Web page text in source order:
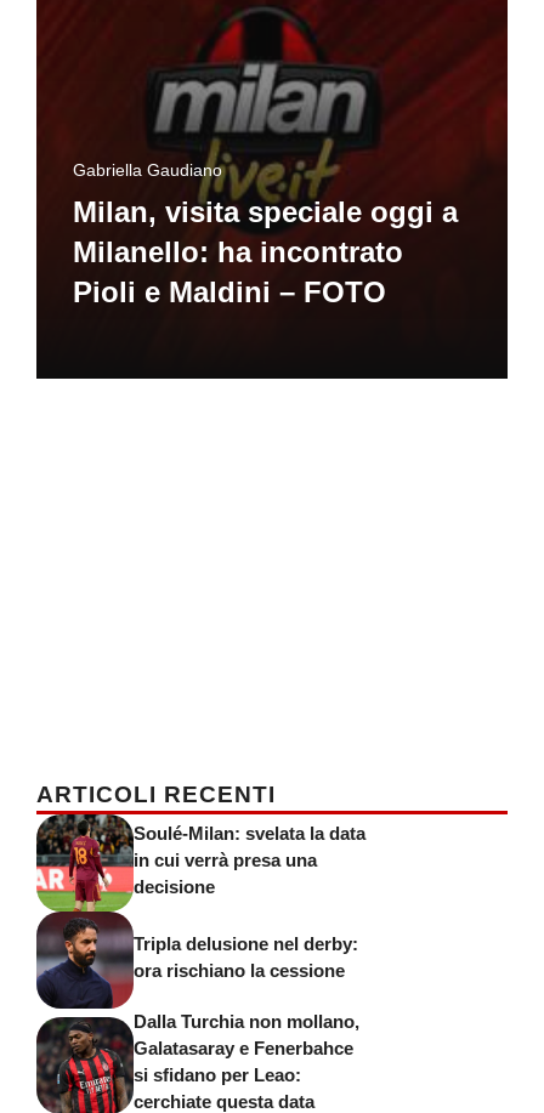
Gabriella Gaudiano
Milan, visita speciale oggi a
Milanello: ha incontrato
Pioli e Maldini – FOTO
ARTICOLI RECENTI
Soulé-Milan: svelata la data
in cui verrà presa una
decisione
Tripla delusione nel derby:
ora rischiano la cessione
Dalla Turchia non mollano,
Galatasaray e Fenerbahce
si sfidano per Leao:
cerchiate questa data